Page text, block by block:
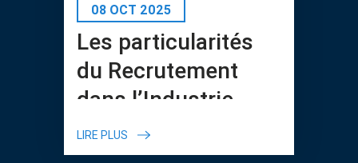
08 OCT 2025
Les particularités
du Recrutement
dans l’Industrie
LIRE PLUS